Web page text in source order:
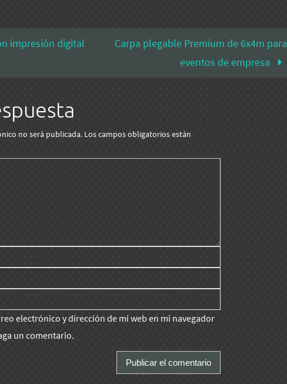
impresión digital
Carpa plegable Premium de 6x4m para
eventos de empresa
no será publicada. Los campos obligatorios están
electrónico y dirección de mi web en mi navegador
un comentario.